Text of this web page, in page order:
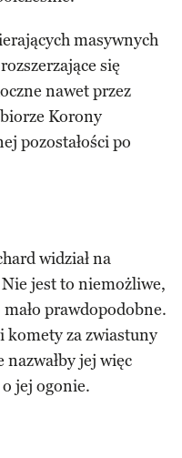
masywnych
się
nawet przez
Korony
pozostałości po
widział na
Nie jest to niemożliwe,
prawdopodobne.
za zwiastuny
nazwałby jej więc
jej ogonie.